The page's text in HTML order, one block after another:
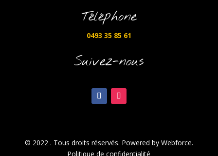
Téléphone
0493 35 85 61
Suivez-nous
© 2022 . Tous droits réservés. Powered by Webforce.
Politique de confidentialité